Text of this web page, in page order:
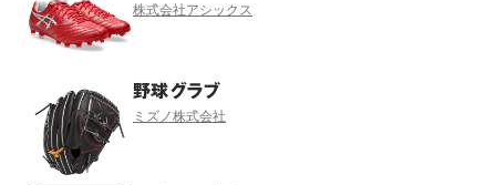
株式会社アシックス
野球グラブ
ミズノ株式会社